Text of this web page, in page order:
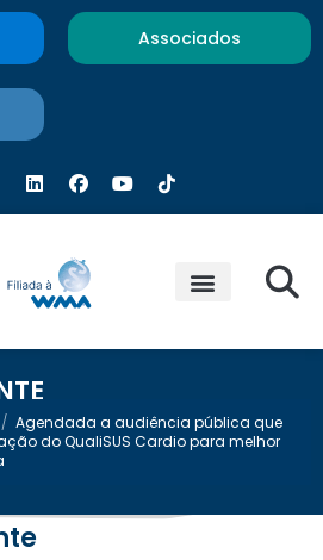
Associados
/ Agendada a audiência pública que
do QualiSUS Cardio para melhor